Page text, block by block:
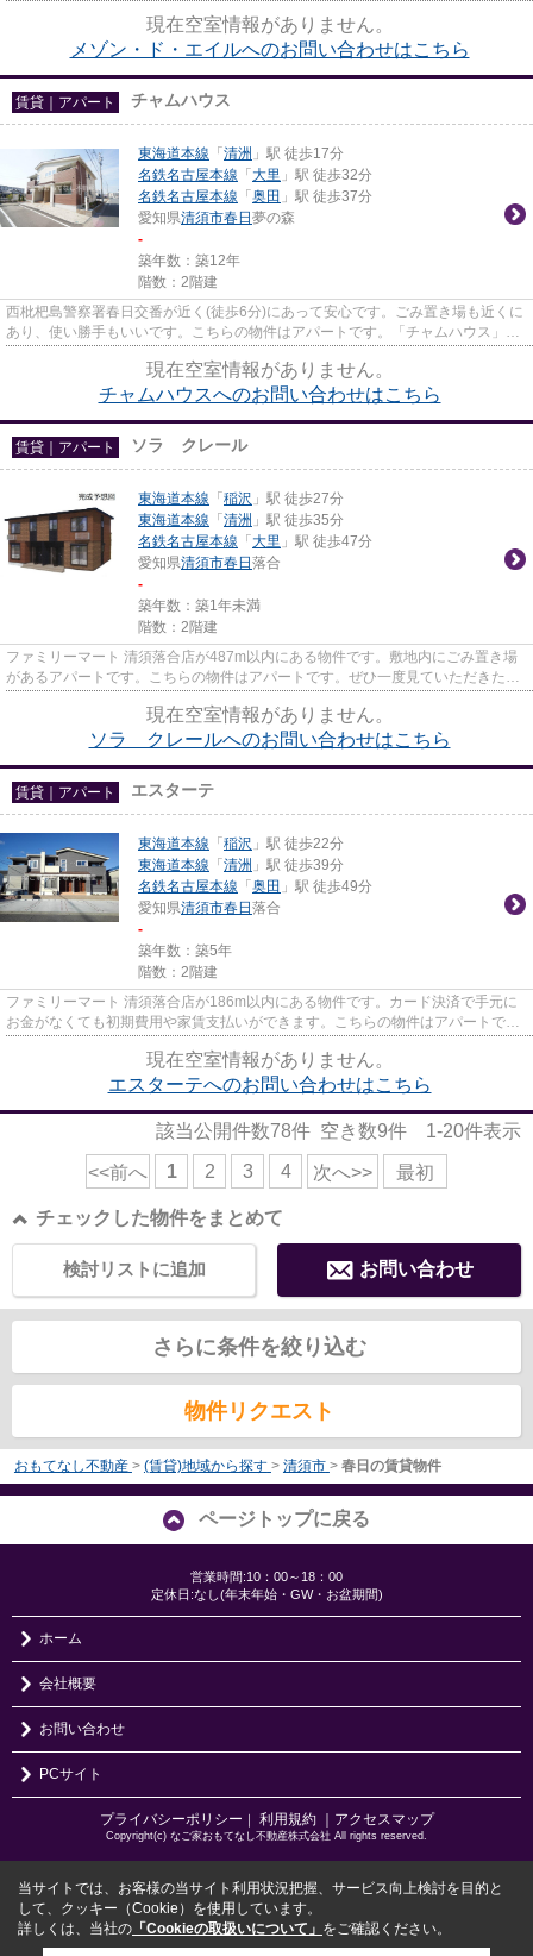
現在空室情報がありません。
メゾン・ド・エイルへのお問い合わせはこちら
賃貸｜アパート チャムハウス
東海道本線 「 清洲 」駅 徒歩17分
名鉄名古屋本線 「 大里 」駅 徒歩32分
名鉄名古屋本線 「 奥田 」駅 徒歩37分
愛知県清須市春日 夢の森
-
築年数：築12年
階数：2階建
西枇杷島警察署春日交番が近く(徒歩6分)にあって安心です。ごみ置き場も近くに
あり、使い勝手もいいです。こちらの物件はアパートです。「チャムハウス」の
現在空室情報がありません。
チャムハウスへのお問い合わせはこちら
賃貸｜アパート ソラ クレール
東海道本線 「 稲沢 」駅 徒歩27分
東海道本線 「 清洲 」駅 徒歩35分
名鉄名古屋本線 「 大里 」駅 徒歩47分
愛知県清須市春日 落合
-
築年数：築1年未満
階数：2階建
ファミリーマート 清須落合店が487m以内にある物件です。敷地内にごみ置き場
があるアパートです。こちらの物件はアパートです。ぜひ一度見ていただきた
現在空室情報がありません。
ソラ クレールへのお問い合わせはこちら
賃貸｜アパート エスターテ
東海道本線 「 稲沢 」駅 徒歩22分
東海道本線 「 清洲 」駅 徒歩39分
名鉄名古屋本線 「 奥田 」駅 徒歩49分
愛知県清須市春日 落合
-
築年数：築5年
階数：2階建
ファミリーマート 清須落合店が186m以内にある物件です。カード決済で手元に
お金がなくても初期費用や家賃支払いができます。こちらの物件はアパートで
現在空室情報がありません。
エスターテへのお問い合わせはこちら
該当公開件数78件 空き数9件 1-20件表示
<<前へ 1 2 3 4 次へ>> 最初
チェックした物件をまとめて
お問い合わせ
検討リストに追加
さらに条件を絞り込む
物件リクエスト
おもてなし不動産 > (賃貸)地域から探す > 清須市 > 春日の賃貸物件
ページトップに戻る
営業時間:10：00～18：00
定休日:なし(年末年始・GW・お盆期間)
ホーム
会社概要
お問い合わせ
PCサイト
プライバシーポリシー ｜ 利用規約 ｜アクセスマップ
Copyright(c) なご家おもてなし不動産株式会社 All rights reserved.
当サイトでは、お客様の当サイト利用状況把握、サービス向上検討を目的と
して、クッキー（Cookie）を使用しています。
詳しくは、当社の 「Cookieの取扱いについて」 をご確認ください。